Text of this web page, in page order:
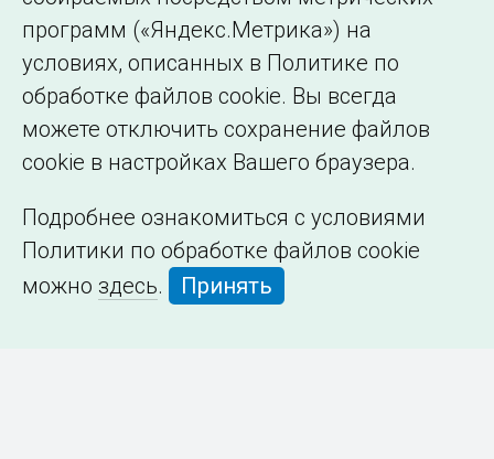
программ («Яндекс.Метрика») на
условиях, описанных в Политике по
обработке файлов cookie. Вы всегда
можете отключить сохранение файлов
cookie в настройках Вашего браузера.
Подробнее ознакомиться с условиями
Политики по обработке файлов cookie
можно здесь. Принять